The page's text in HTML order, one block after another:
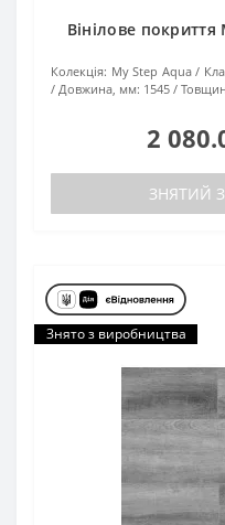
Вінілове покриття
Колекція: My Step Aqua
Довжина, мм: 1545
2
ЗНЯТИЙ
Знято з виробництва